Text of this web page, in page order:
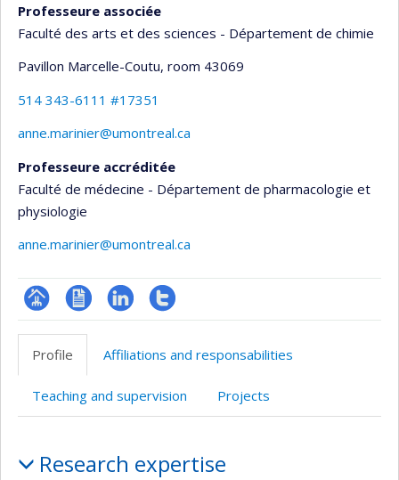
Professeure associée
Faculté des arts et des sciences - Département de chimie
Pavillon Marcelle-Coutu, room 43069
514 343-6111 #17351
anne.marinier@umontreal.ca
Professeure accréditée
Faculté de médecine - Département de pharmacologie et
physiologie
anne.marinier@umontreal.ca
Page
professionnelle
CV LinkedInCompte
Profile Affiliations and responsabilities
Teaching and supervision Projects
Research expertise